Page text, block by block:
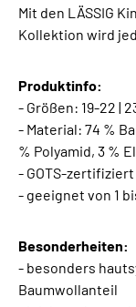
Mit den LÄSSIG
Kollektion wird
Produktinfo:
- Größen: 19-22 |
- Material: 74 %
% Polyamid, 3 %
- GOTS-zertifiziert
- geeignet von 1
Besonderheiten:
- besonders
Baumwollanteil